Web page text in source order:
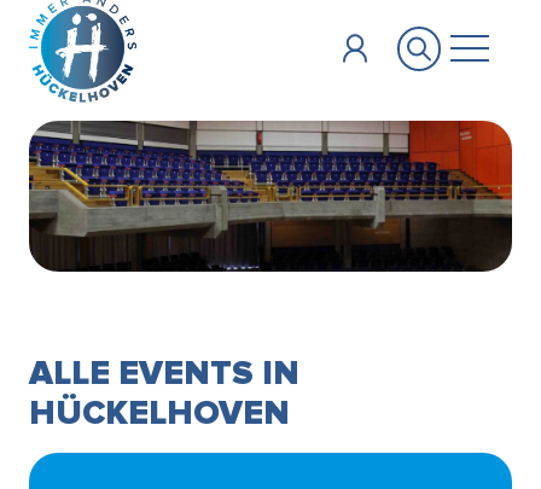
Zum Hauptinhalt springen
ALLE EVENTS IN
HÜCKELHOVEN